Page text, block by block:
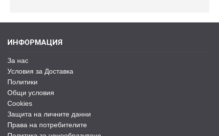
ИНФОРМАЦИЯ
За нас
Условия за Доставка
Политики
Общи условия
Cookies
Защита на личните данни
Права на потребителите